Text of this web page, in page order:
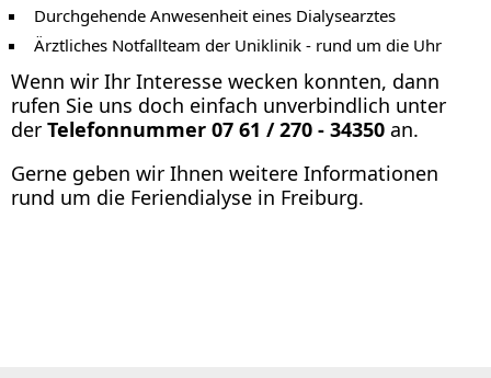
Durchgehende Anwesenheit eines Dialysearztes
Ärztliches Notfallteam der Uniklinik - rund um die Uhr
Wenn wir Ihr Interesse wecken konnten, dann
rufen Sie uns doch einfach unverbindlich unter
der Telefonnummer 07 61 / 270 - 34350 an.
Gerne geben wir Ihnen weitere Informationen
rund um die Feriendialyse in Freiburg.